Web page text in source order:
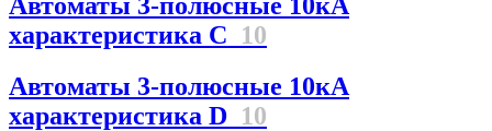
характеристика C 10
Автоматы 3-полюсные 10кА
характеристика D 10